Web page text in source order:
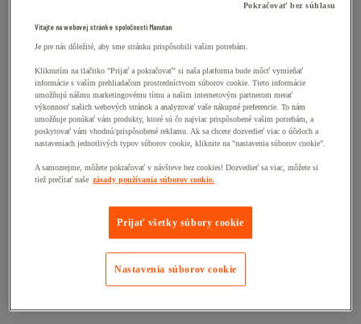
Pokračovať bez súhlasu
Vitajte na webovej stránke spoločnosti Manutan
Je pre nás dôležité, aby sme stránku prispôsobili vašim potrebám.
Kliknutím na tlačitko "Prijať a pokračovať" si naša platforma bude môcť vymieňať
informácie s vaším prehliadačom prostredníctvom súborov cookie. Tieto informácie
umožňujú nášmu marketingovému tímu a našim internetovým partnerom merať
výkonnosť našich webových stránok a analyzovať vaše nákupné preferencie. To nám
umožňuje ponúkať vám produkty, ktoré sú čo najviac prispôsobené vašim potrebám, a
poskytovať vám vhodnú/prispôsobené reklamu. Ak sa chcete dozvedieť viac o účeloch a
nastaveniach jednotlivých typov súborov cookie, kliknite na "nastavenia súborov cookie".
A samozrejme, môžete pokračovať v návšteve bez cookies! Dozvedieť sa viac, môžete si
tiež prečítať naše zásady používania súborov cookie.
Prijať všetky súbory cookie
Nastavenia súborov cookie